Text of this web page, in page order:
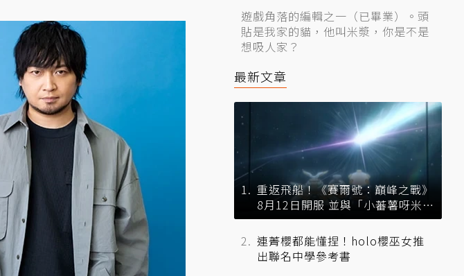
遊戲角落的編輯之一（已畢業）。頭
貼是我家的貓，他叫米漿，你是不是
想吸人家？
最新文章
重返飛船！《賽爾號：巔峰之戰》
8月12日開服 並與「小蕃薯呀米」
展開聯動
連菁櫻都能懂捏！holo櫻巫女推
出聯名中學參考書